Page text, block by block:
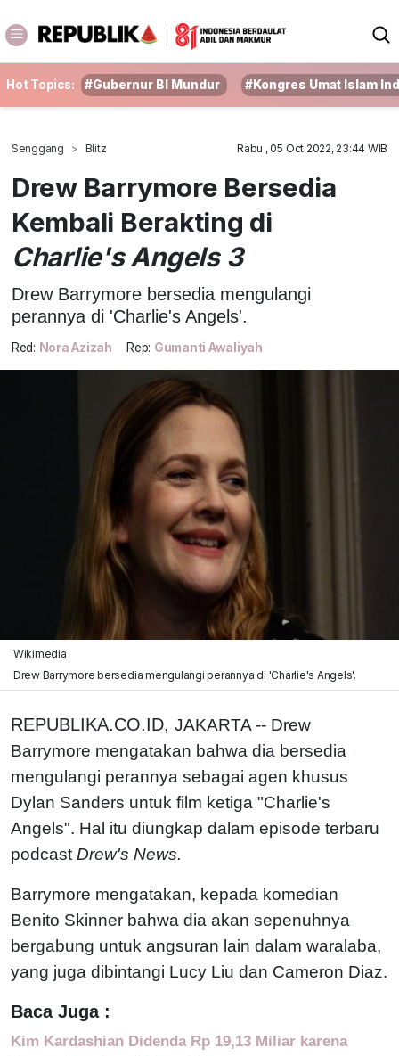
Hot Topics: #Gubernur BI Mundur #Kongres Umat Islam
Senggang Blitz Rabu , 05 Oct 2022, 23:44 WIB
Drew Barrymore Bersedia
Kembali Berakting di
Charlie's Angels 3
Drew Barrymore bersedia mengulangi
perannya di 'Charlie's Angels'.
Red: Nora Azizah Rep: Gumanti Awaliyah
Wikimedia
Drew Barrymore bersedia mengulangi perannya di 'Charlie's Angels'.
REPUBLIKA.CO.ID, JAKARTA -- Drew
Barrymore mengatakan bahwa dia bersedia
mengulangi perannya sebagai agen khusus
Dylan Sanders untuk film ketiga "Charlie's
Angels". Hal itu diungkap dalam episode terbaru
podcast Drew's News.
Barrymore mengatakan, kepada komedian
Benito Skinner bahwa dia akan sepenuhnya
bergabung untuk angsuran lain dalam waralaba,
yang juga dibintangi Lucy Liu dan Cameron Diaz.
Baca Juga :
Kim Kardashian Didenda Rp 19,13 Miliar karena